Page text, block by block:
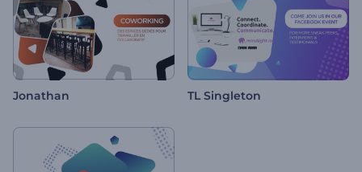
Jonathan TL Singleton